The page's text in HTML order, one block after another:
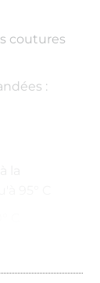
coutures
:
300/2 | Nm